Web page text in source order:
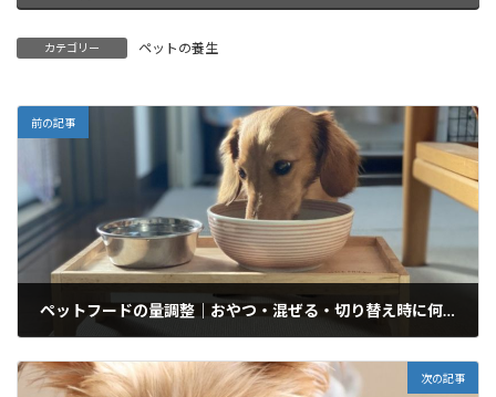
カテゴリー ペットの養生
前の記事
ペットフードの量調整｜おやつ・混ぜる・切り替え時に何g減らす？自動計算ツール
次の記事